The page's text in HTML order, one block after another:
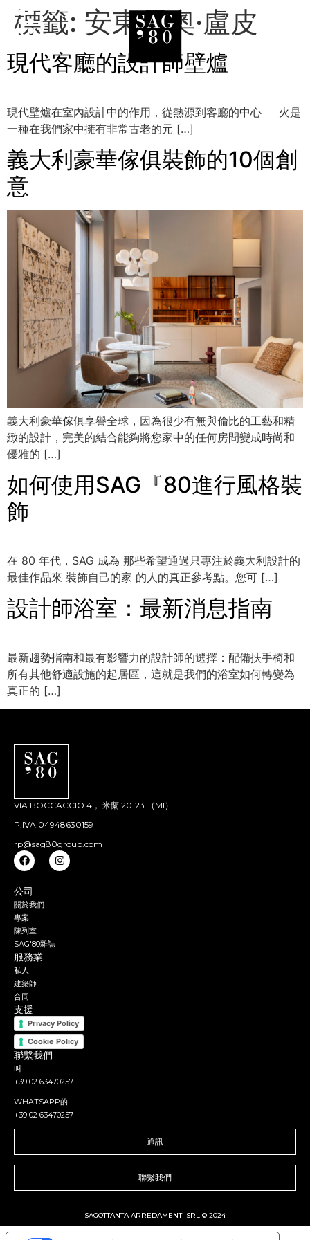
標籤: 安東尼奧·盧皮
現代客廳的設計師壁爐
現代壁爐在室內設計中的作用，從熱源到客廳的中心 火是
一種在我們家中擁有非常古老的元 […]
義大利豪華傢俱裝飾的10個創
意
義大利豪華傢俱享譽全球，因為很少有無與倫比的工藝和精
緻的設計，完美的結合能夠將您家中的任何房間變成時尚和
優雅的 […]
如何使用SAG『80進行風格裝
飾
在 80 年代，SAG 成為 那些希望通過只專注於義大利設計的
最佳作品來 裝飾自己的家 的人的真正參考點。您可 […]
設計師浴室：最新消息指南
最新趨勢指南和最有影響力的設計師的選擇：配備扶手椅和
所有其他舒適設施的起居區，這就是我們的浴室如何轉變為
真正的 […]
VIA BOCCACCIO 4， 米蘭 20123 （MI）
P.IVA 04948630159
rp@sag80group.com
公司
關於我們
專案
陳列室
SAG'80雜誌
服務業
私人
建築師
合同
支援
Privacy Policy
Cookie Policy
聯繫我們
叫
+39 02 63470257
WHATSAPP的
+39 02 63470257
通訊
聯繫我們
SAGOTTANTA ARREDAMENTI SRL © 2024